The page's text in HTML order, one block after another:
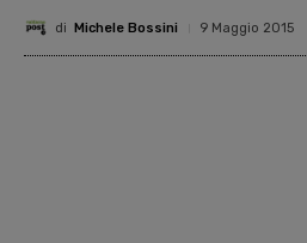
di Michele Bossini 9 Maggio 2015